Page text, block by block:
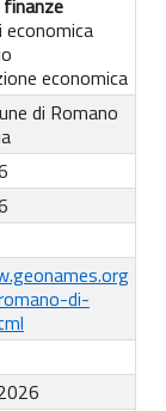
economica
economica
di Romano
di-